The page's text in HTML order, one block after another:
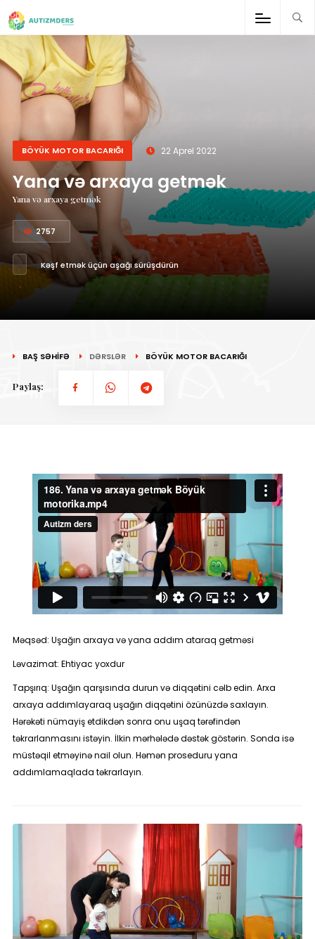
BÖYÜK MOTOR BACARIĞI 22 Aprel 2022
Yana və arxaya getmək
Yana və arxaya getmək
2757
Kəşf etmək üçün aşağı sürüşdürün
BAŞ SƏHİFƏ DƏRSLƏR BÖYÜK MOTOR BACARIĞI
Paylaş:
Məqsəd: Uşağın arxaya və yana addım ataraq getməsi
Ləvazimat: Ehtiyac yoxdur
Tapşırıq: Uşağın qarşısında durun və diqqətini cəlb edin. Arxa
arxaya addımlayaraq uşağın diqqətini özünüzdə saxlayın.
Hərəkəti nümayiş etdikdən sonra onu uşaq tərəfindən
təkrarlanmasını istəyin. İlkin mərhələdə dəstək göstərin. Sonda isə
müstəqil etməyinə nail olun. Həmən proseduru yana
addımlamaqlada təkrarlayın.